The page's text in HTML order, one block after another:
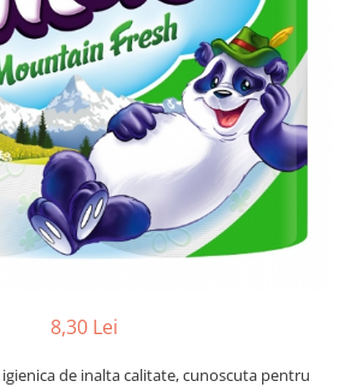
și rugină
8,30 Lei
de inalta calitate, cunoscuta pentru